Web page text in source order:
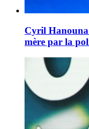
Cyril Hanouna
mère par la